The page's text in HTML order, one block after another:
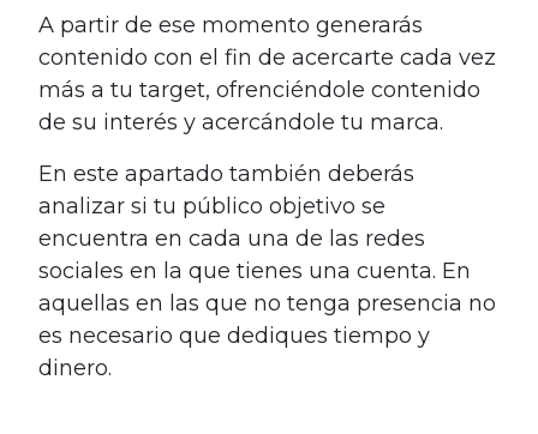
A partir de ese momento generarás
contenido con el fin de acercarte cada vez
más a tu target, ofrenciéndole contenido
de su interés y acercándole tu marca.
En este apartado también deberás
analizar si tu público objetivo se
encuentra en cada una de las redes
sociales en la que tienes una cuenta. En
aquellas en las que no tenga presencia no
es necesario que dediques tiempo y
dinero.